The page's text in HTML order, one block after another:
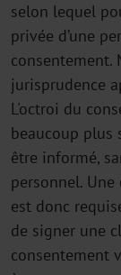
selon lequel
privée d’une
consentement.
jurisprudence
L'octroi du
beaucoup plus
être informé,
personnel.
est donc
de signer une
consentement